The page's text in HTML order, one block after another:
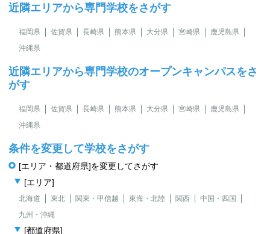
近隣エリアから専門学校をさがす
福岡県 佐賀県 長崎県 熊本県 大分県 宮崎県
鹿児島県
沖縄県
近隣エリアから専門学校のオープンキャンパスをさ
がす
福岡県 佐賀県 長崎県 熊本県 大分県 宮崎県
鹿児島県
沖縄県
条件を変更して学校をさがす
[エリア・都道府県]を変更してさがす
[エリア]
北海道 東北 関東・甲信越 東海・北陸 関西
中国・四国
九州・沖縄
[都道府県]